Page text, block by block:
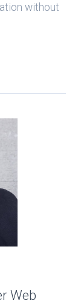
without
Web